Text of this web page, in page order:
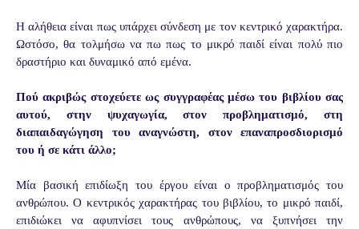
Η αλήθεια είναι πως υπάρχει σύνδεση με τον κεντρικό χαρακτήρα.
Ωστόσο, θα τολμήσω να πω πως το μικρό παιδί είναι πολύ πιο
δραστήριο και δυναμικό από εμένα.
Πού ακριβώς στοχεύετε ως συγγραφέας μέσω του βιβλίου σας
αυτού, στην ψυχαγωγία, στον προβληματισμό, στη
διαπαιδαγώγηση του αναγνώστη, στον επαναπροσδιορισμό
του ή σε κάτι άλλο;
Μία βασική επιδίωξη του έργου είναι ο προβληματισμός του
ανθρώπου. Ο κεντρικός χαρακτήρας του βιβλίου, το μικρό παιδί,
επιδιώκει να αφυπνίσει τους ανθρώπους, να ξυπνήσει την